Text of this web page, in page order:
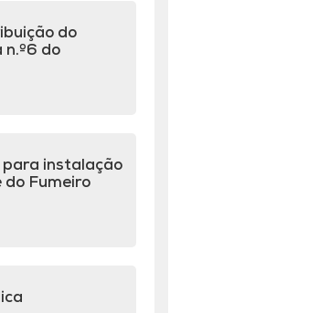
do
n.º6 do
para instalação
Fumeiro